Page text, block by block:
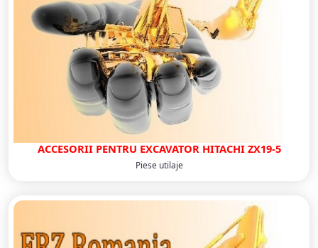
ACCESORII PENTRU EXCAVATOR HITACHI ZX19-5
Piese utilaje